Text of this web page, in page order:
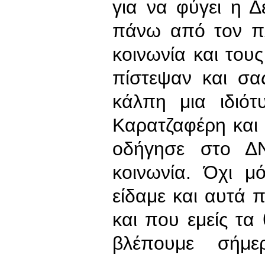
για να φύγει η
πάνω από τον
κοινωνία και
πίστεψαν και
κάλπη μια
Καρατζαφέρη
οδήγησε στο
κοινωνία. Όχι
είδαμε και αυτά
και που εμείς
βλέπουμε